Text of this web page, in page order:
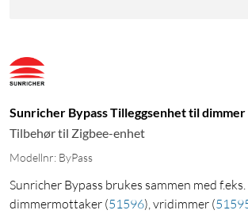
Sunricher Bypass Tilleggsenhet til
Tilbehør til Zigbee-enhet
Modellnr: ByPass
Sunricher Bypass brukes sammen med
dimmermottaker (51596), vridimmer (